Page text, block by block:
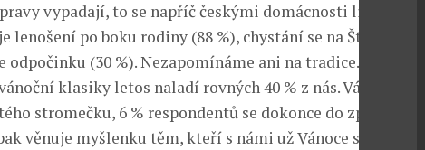
vypadají, to se napříč českými domácnosti liší.
lenošení po boku rodiny (88 %), chystání se na Štědrý
odpočinku (30 %). Nezapomínáme ani na tradice. Tři
klasiky letos naladí rovných 40 % z nás. Vánoční
stromečku, 6 % respondentů se dokonce do zpěvu
věnuje myšlenku těm, kteří s námi už Vánoce strávit